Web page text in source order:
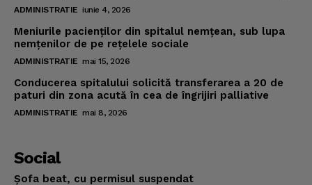
ADMINISTRATIE iunie 4, 2026
Meniurile pacienţilor din spitalul nemţean, sub lupa
nemţenilor de pe reţelele sociale
ADMINISTRATIE mai 15, 2026
Conducerea spitalului solicită transferarea a 20 de
paturi din zona acută în cea de îngrijiri palliative
ADMINISTRATIE mai 8, 2026
Social
Şofa beat, cu permisul suspendat